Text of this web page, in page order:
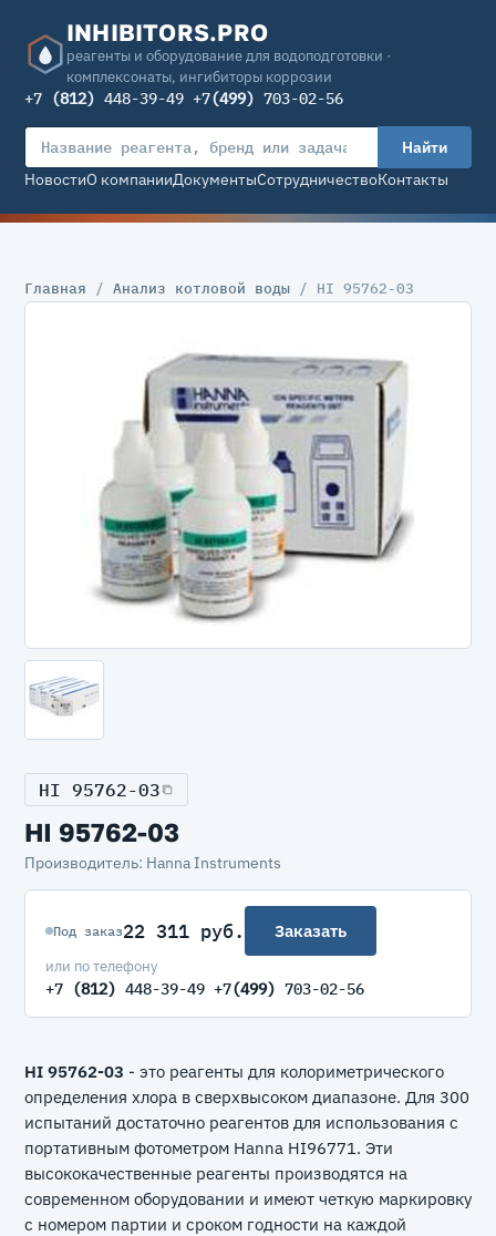
INHIBITORS.PRO
реагенты и оборудование для водоподготовки ·
комплексонаты, ингибиторы коррозии
+7 (812) 448-39-49 +7(499) 703-02-56
Найти
НовостиО компанииДокументыСотрудничествоКонтакты
Главная / Анализ котловой воды / HI 95762-03
HI 95762-03
HI 95762-03
Производитель: Hanna Instruments
Под заказ22 311 руб. Заказать
или по телефону
+7 (812) 448-39-49 +7(499) 703-02-56
HI 95762-03 - это реагенты для колориметрического
определения хлора в сверхвысоком диапазоне. Для 300
испытаний достаточно реагентов для использования с
портативным фотометром Hanna HI96771. Эти
высококачественные реагенты производятся на
современном оборудовании и имеют четкую маркировку
с номером партии и сроком годности на каждой